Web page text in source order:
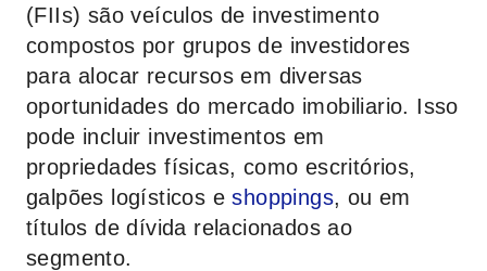
(FIIs) são veículos de investimento
compostos por grupos de investidores
para alocar recursos em diversas
oportunidades do mercado imobiliario. Isso
pode incluir investimentos em
propriedades físicas, como escritórios,
galpões logísticos eshoppings, ou em
títulos de dívida relacionados ao
segmento.